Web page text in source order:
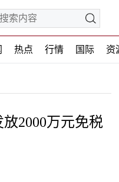
热点 行情 国际 资
2000万元免税